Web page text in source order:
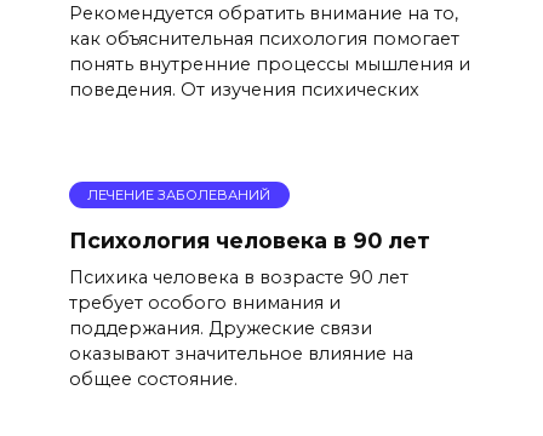
Рекомендуется обратить внимание на то,
как объяснительная психология помогает
понять внутренние процессы мышления и
поведения. От изучения психических
ЛЕЧЕНИЕ ЗАБОЛЕВАНИЙ
Психология человека в 90 лет
Психика человека в возрасте 90 лет
требует особого внимания и
поддержания. Дружеские связи
оказывают значительное влияние на
общее состояние.